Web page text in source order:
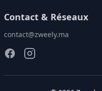
Contact & Réseaux
contact@zweely.ma